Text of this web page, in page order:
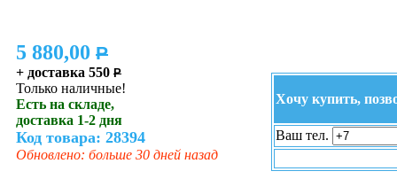
5 880,00 P
+ доставка 550 P
Только наличные!
Есть на складе,
доставка 1-2 дня
Код товара: 28394
Обновлено: больше 30 дней назад
Хочу купить,
Ваш тел.